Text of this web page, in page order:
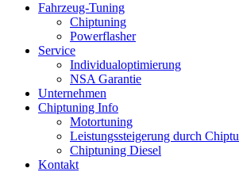
Fahrzeug-Tuning
Chiptuning
Powerflasher
Service
Individualoptimierung
NSA Garantie
Unternehmen
Chiptuning Info
Motortuning
Leistungssteigerung durch
Chiptuning Diesel
Kontakt